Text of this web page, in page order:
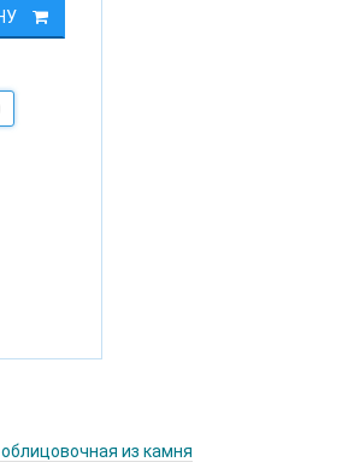
из камня